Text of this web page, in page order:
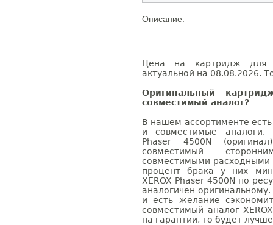
Описание:
Цена на картридж для
актуальной на 08.08.2026.
Оригинальный
совместимый аналог?
В нашем ассортименте
и совместимые аналоги.
Phaser 4500N
совместимый –
совместимыми расходными
процент брака у них
XEROX Phaser 4500N по
аналогичен
и есть желание
совместимый аналог
на гарантии, то будет